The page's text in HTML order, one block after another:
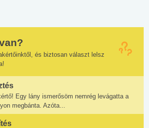
és biztosan választ lelsz
Egy lány ismerősöm nemrég levágatta a
megbánta. Azóta...